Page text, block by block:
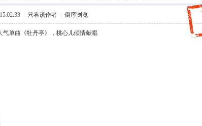
只看该作者 倒序浏览
气单曲《牡丹亭》，桃心儿倾情献唱